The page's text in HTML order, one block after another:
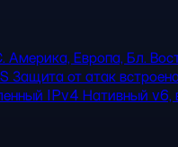
Америка, Европа, Бл.
Защита от атак
IPv4 Нативный v6,